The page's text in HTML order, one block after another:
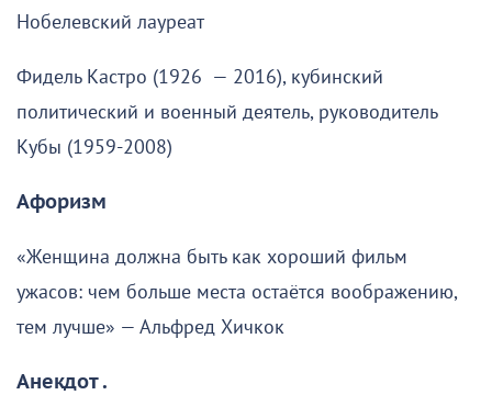
Нобелевский лауреат
Фидель Кастро (1926 — 2016), кубинский
политический и военный деятель, руководитель
Кубы (1959-2008)
Афоризм
«Женщина должна быть как хороший фильм
ужасов: чем больше места остаётся воображению,
тем лучше» — Альфред Хичкок
Анекдот .